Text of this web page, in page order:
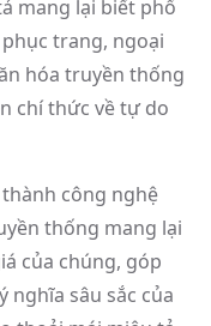
mang lại biết phổ
trang, ngoại
hóa truyền thống
chí thức về tự do
công nghệ
thống mang lại
của chúng, góp
nghĩa sâu sắc của